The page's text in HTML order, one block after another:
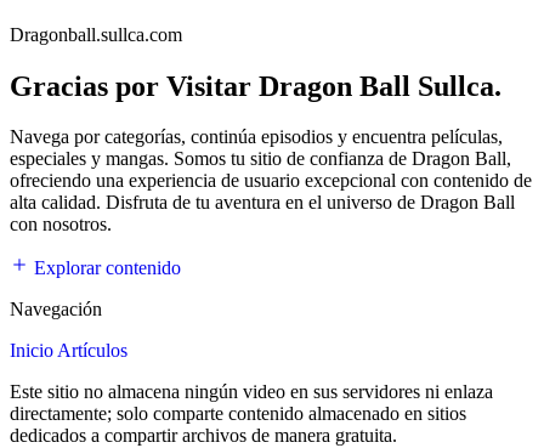
Dragonball.sullca.com
Gracias por Visitar Dragon Ball Sullca.
Navega por categorías, continúa episodios y encuentra películas,
especiales y mangas. Somos tu sitio de confianza de Dragon Ball,
ofreciendo una experiencia de usuario excepcional con contenido de
alta calidad. Disfruta de tu aventura en el universo de Dragon Ball
con nosotros.
Explorar contenido
Navegación
InicioArtículos
Este sitio no almacena ningún video en sus servidores ni enlaza
directamente; solo comparte contenido almacenado en sitios
dedicados a compartir archivos de manera gratuita.